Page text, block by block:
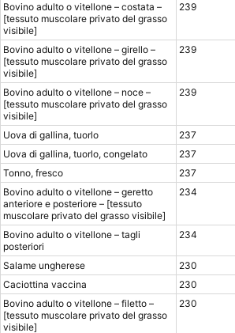
Bovino adulto o vitellone – costata –
[tessuto muscolare privato del grasso
visibile]
239
Bovino adulto o vitellone – girello –
[tessuto muscolare privato del grasso
visibile]
239
Bovino adulto o vitellone – noce –
[tessuto muscolare privato del grasso
visibile]
239
Uova di gallina, tuorlo
237
Uova di gallina, tuorlo, congelato
237
Tonno, fresco
237
Bovino adulto o vitellone – geretto
anteriore e posteriore – [tessuto
muscolare privato del grasso visibile]
234
Bovino adulto o vitellone – tagli
posteriori
234
Salame ungherese
230
Caciottina vaccina
230
Bovino adulto o vitellone – filetto –
[tessuto muscolare privato del grasso
visibile]
230
X115®-
SCOPRI COME FUNZIONA